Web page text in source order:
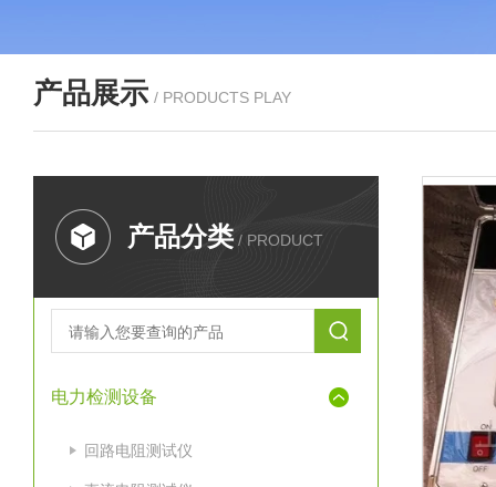
产品展示 / PRODUCTS PLAY
产品分类 / PRODUCT
电力检测设备
回路电阻测试仪